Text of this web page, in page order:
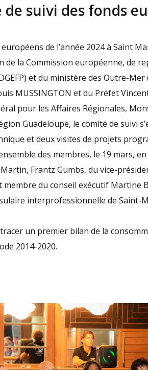
suivi des fonds
de l’année 2024 à Saint
de la Commission européenne, de
et du ministère des Outre-Mer
MUSSINGTON et du Préfet
pour les Affaires Régionales,
Guadeloupe, le comité de suivi
et deux visites de projets
des membres, le 19 mars,
Frantz Gumbs, du vice-
du conseil exécutif Martine
interprofessionnelle de Saint-
un premier bilan de la
2014-2020.